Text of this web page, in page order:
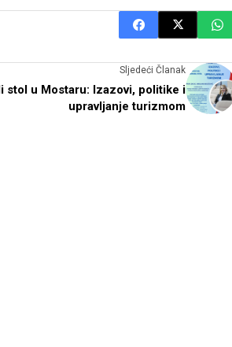
Sljedeći Članak
stol u Mostaru: Izazovi, politike i
upravljanje turizmom